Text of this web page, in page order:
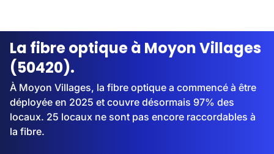
Streaming
La fibre optique à Moyon Villages
(50420).
À Moyon Villages, la fibre optique a commencé à être
déployée en 2025 et couvre désormais 97% des
locaux. 25 locaux ne sont pas encore raccordables à
la fibre.